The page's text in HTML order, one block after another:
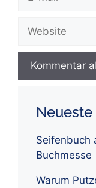
Mail
Seifenbuch
Buchmesse
Warum